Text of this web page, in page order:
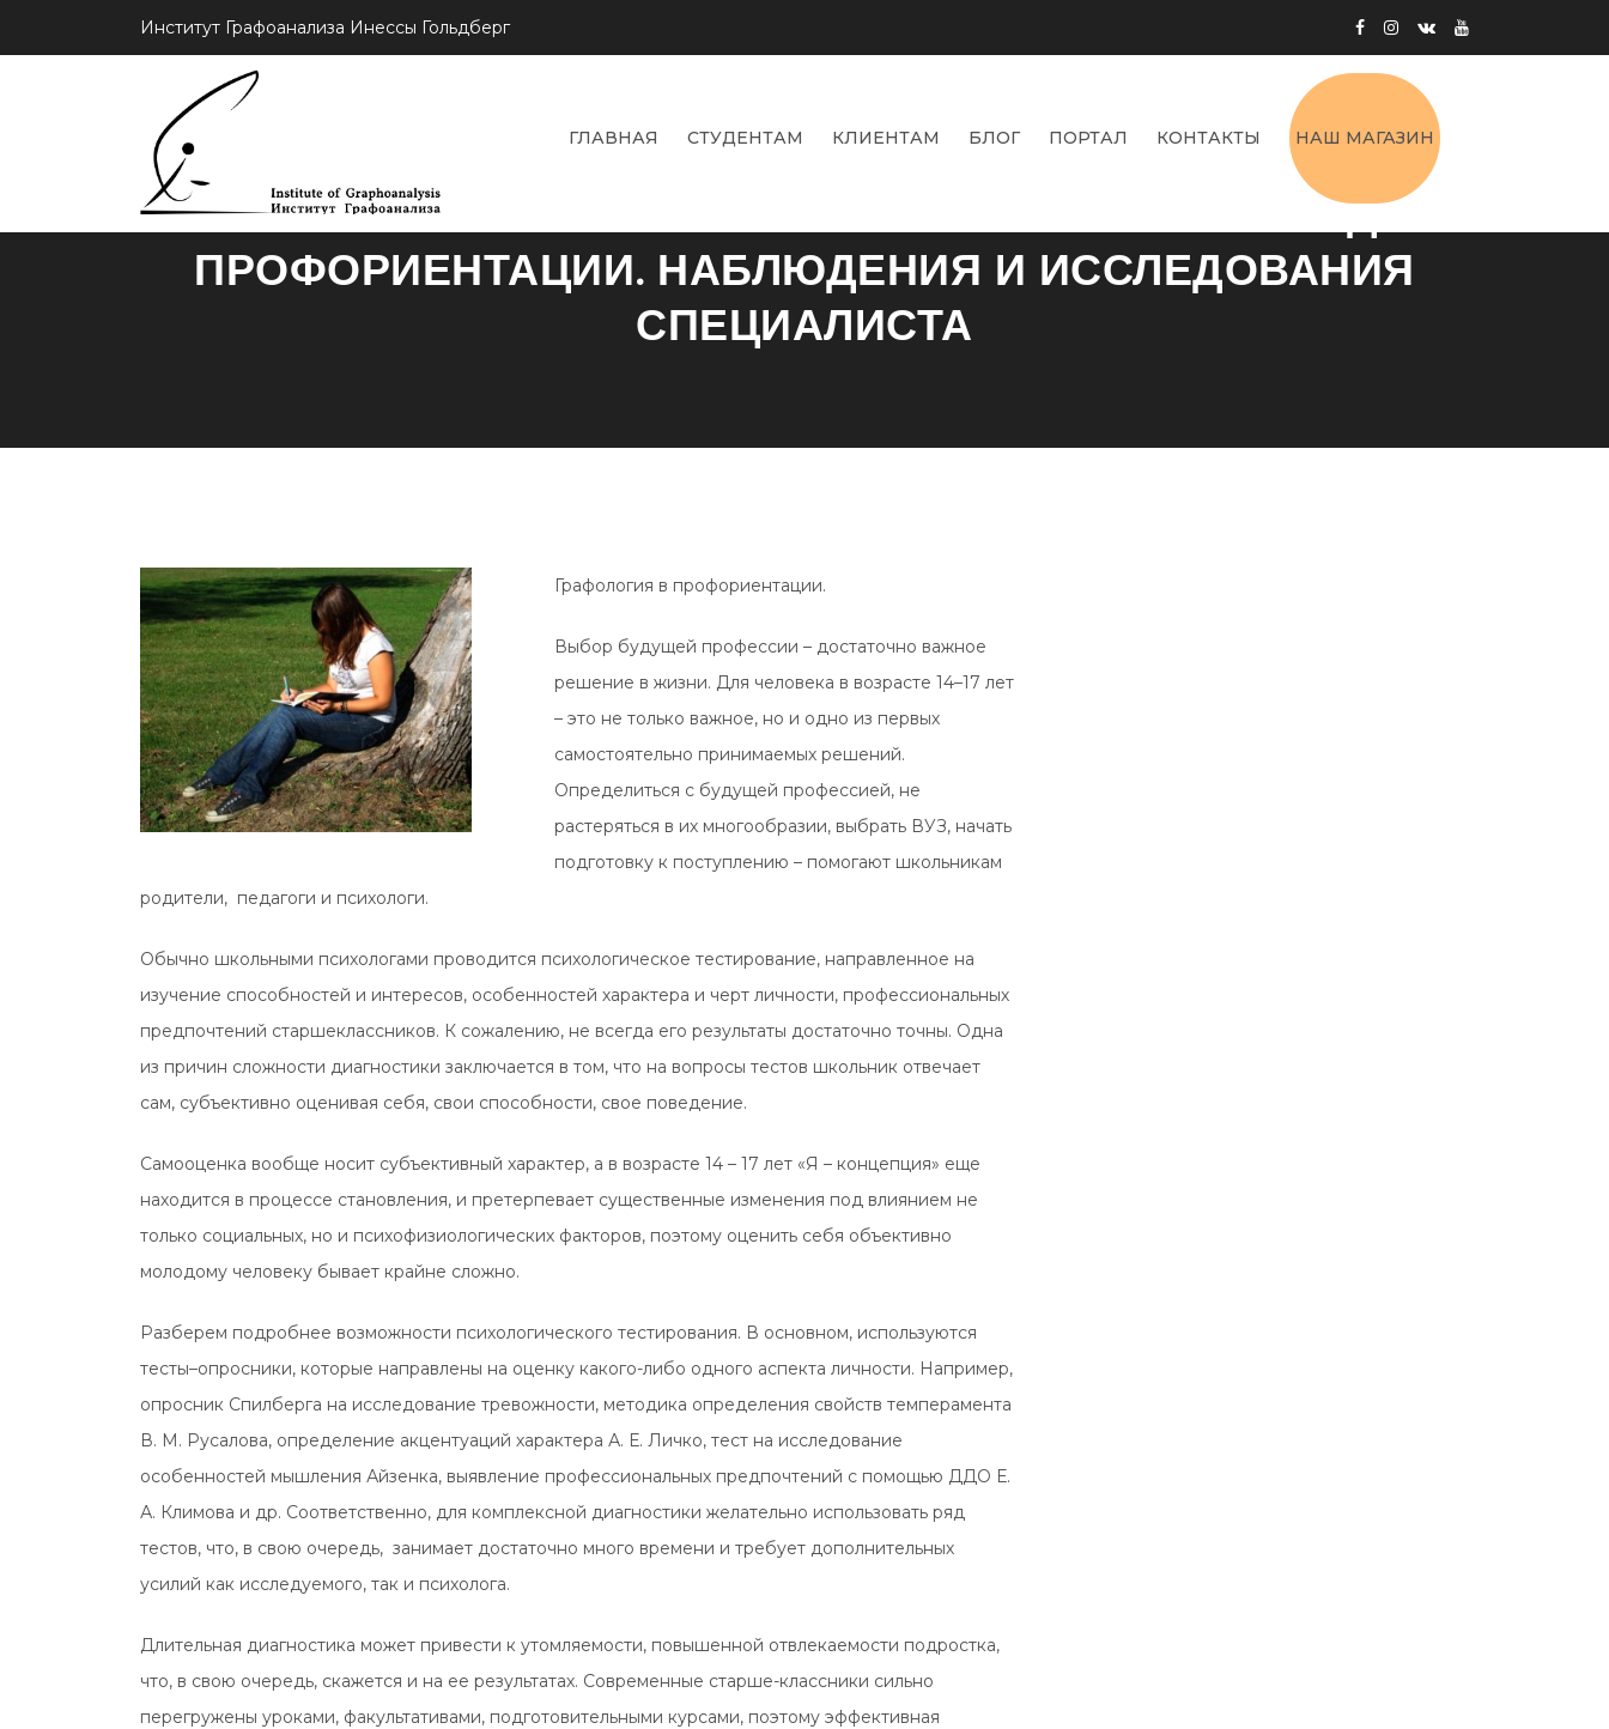
Институт Графоанализа Инессы Гольдберг
ГЛАВНАЯ СТУДЕНТАМ КЛИЕНТАМ БЛОГ ПОРТАЛ КОНТАКТЫ НАШ МАГАЗИН
ГРАФОЛОГИЧЕСКИЙ АНАЛИЗ ПОЧЕРКА КАК МЕТОД
ПРОФОРИЕНТАЦИИ. НАБЛЮДЕНИЯ И ИССЛЕДОВАНИЯ
СПЕЦИАЛИСТА
Графология в профориентации.
Выбор будущей профессии – достаточно важное
решение в жизни. Для человека в возрасте 14–17 лет
– это не только важное, но и одно из первых
самостоятельно принимаемых решений.
Определиться с будущей профессией, не
растеряться в их многообразии, выбрать ВУЗ, начать
подготовку к поступлению – помогают школьникам
родители, педагоги и психологи.
Обычно школьными психологами проводится психологическое тестирование, направленное на
изучение способностей и интересов, особенностей характера и черт личности, профессиональных
предпочтений старшеклассников. К сожалению, не всегда его результаты достаточно точны. Одна
из причин сложности диагностики заключается в том, что на вопросы тестов школьник отвечает
сам, субъективно оценивая себя, свои способности, свое поведение.
Самооценка вообще носит субъективный характер, а в возрасте 14 – 17 лет «Я – концепция» еще
находится в процессе становления, и претерпевает существенные изменения под влиянием не
только социальных, но и психофизиологических факторов, поэтому оценить себя объективно
молодому человеку бывает крайне сложно.
Разберем подробнее возможности психологического тестирования. В основном, используются
тесты–опросники, которые направлены на оценку какого-либо одного аспекта личности. Например,
опросник Спилберга на исследование тревожности, методика определения свойств темперамента
В. М. Русалова, определение акцентуаций характера А. Е. Личко, тест на исследование
особенностей мышления Айзенка, выявление профессиональных предпочтений с помощью ДДО Е.
А. Климова и др. Соответственно, для комплексной диагностики желательно использовать ряд
тестов, что, в свою очередь, занимает достаточно много времени и требует дополнительных
усилий как исследуемого, так и психолога.
Длительная диагностика может привести к утомляемости, повышенной отвлекаемости подростка,
что, в свою очередь, скажется и на ее результатах. Современные старше-классники сильно
перегружены уроками, факультативами, подготовительными курсами, поэтому эффективная